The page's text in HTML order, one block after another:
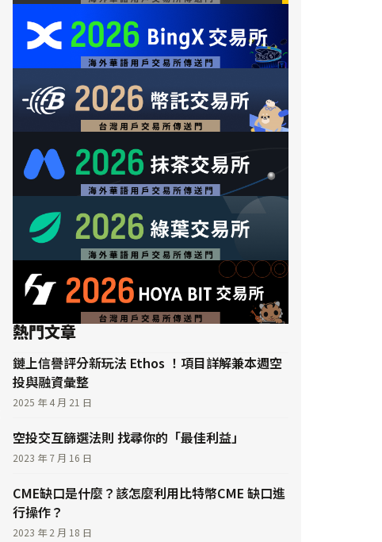
熱門文章
鏈上信譽評分新玩法 Ethos ！項目詳解兼本週空
投與融資彙整
2025 年 4 月 21 日
空投交互篩選法則 找尋你的「最佳利益」
2023 年 7 月 16 日
CME缺口是什麼？該怎麼利用比特幣CME 缺口進
行操作？
2023 年 2 月 18 日